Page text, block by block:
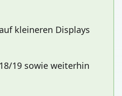
kleineren Displays
19 sowie weiterhin